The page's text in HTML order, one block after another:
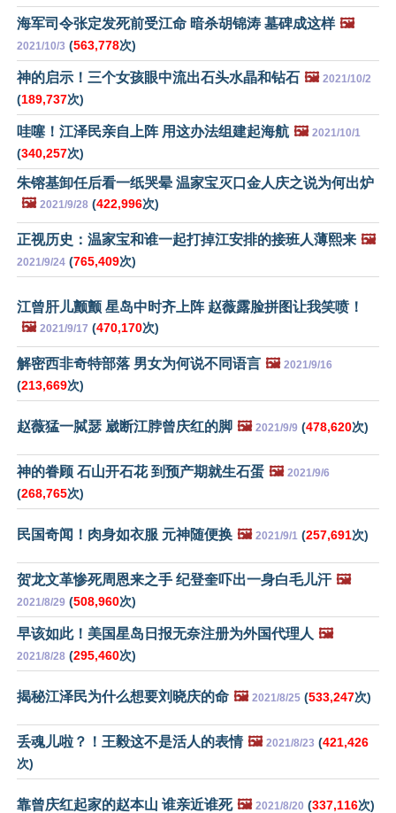
海军司令张定发死前受江命 暗杀胡锦涛 墓碑成这样 🖼️
2021/10/3 (563,778次)
神的启示！三个女孩眼中流出石头水晶和钻石 🖼️ 2021/10/2
(189,737次)
哇噻！江泽民亲自上阵 用这办法组建起海航 🖼️ 2021/10/1
(340,257次)
朱镕基卸任后看一纸哭晕 温家宝灭口金人庆之说为何出炉
🖼️ 2021/9/28 (422,996次)
正视历史：温家宝和谁一起打掉江安排的接班人薄熙来 🖼️
2021/9/24 (765,409次)
江曾肝儿颤颤 星岛中时齐上阵 赵薇露脸拼图让我笑喷！
🖼️ 2021/9/17 (470,170次)
解密西非奇特部落 男女为何说不同语言 🖼️ 2021/9/16
(213,669次)
赵薇猛一脦瑟 崴断江脖曾庆红的脚 🖼️ 2021/9/9 (478,620次)
神的眷顾 石山开石花 到预产期就生石蛋 🖼️ 2021/9/6
(268,765次)
民国奇闻！肉身如衣服 元神随便换 🖼️ 2021/9/1 (257,691次)
贺龙文革惨死周恩来之手 纪登奎吓出一身白毛儿汗 🖼️
2021/8/29 (508,960次)
早该如此！美国星岛日报无奈注册为外国代理人 🖼️
2021/8/28 (295,460次)
揭秘江泽民为什么想要刘晓庆的命 🖼️ 2021/8/25 (533,247次)
丢魂儿啦？！王毅这不是活人的表情 🖼️ 2021/8/23 (421,426
次)
靠曾庆红起家的赵本山 谁亲近谁死 🖼️ 2021/8/20 (337,116次)